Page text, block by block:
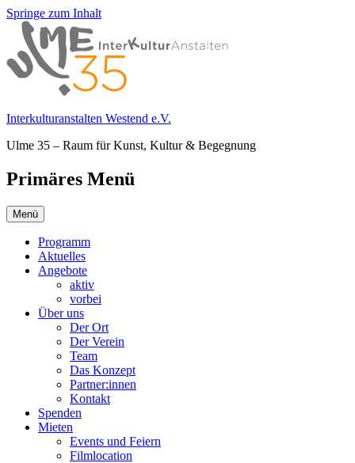
Springe zum Inhalt
Interkulturanstalten Westend e.V.
Ulme 35 – Raum für Kunst, Kultur & Begegnung
Primäres Menü
Menü
Programm
Aktuelles
Angebote
aktiv
vorbei
Über uns
Der Ort
Der Verein
Team
Das Konzept
Partner:innen
Kontakt
Spenden
Mieten
Events und Feiern
Filmlocation